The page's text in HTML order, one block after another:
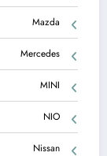
Mazda
Mercedes
MINI
NIO
Nissan